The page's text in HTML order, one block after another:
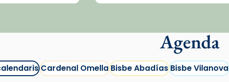
una
itual
Agenda
Cardenal OmellaBisbe AbadíasBisbe Vilanova